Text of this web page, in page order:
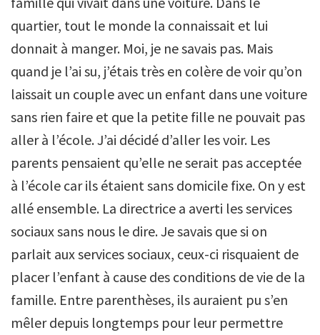
quartier, tout le monde la connaissait et lui
donnait à manger. Moi, je ne savais pas. Mais
quand je l’ai su, j’étais très en colère de voir qu’on
laissait un couple avec un enfant dans une voiture
sans rien faire et que la petite fille ne pouvait pas
aller à l’école. J’ai décidé d’aller les voir. Les
parents pensaient qu’elle ne serait pas acceptée
à l’école car ils étaient sans domicile fixe. On y est
allé ensemble. La directrice a averti les services
sociaux sans nous le dire. Je savais que si on
parlait aux services sociaux, ceux-ci risquaient de
placer l’enfant à cause des conditions de vie de la
famille. Entre parenthèses, ils auraient pu s’en
mêler depuis longtemps pour leur permettre